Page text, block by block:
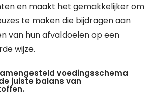
en maakt het gemakkelijker om
te maken die bijdragen aan
van hun afvaldoelen op een
wijze.
voedingsschema
juiste balans van